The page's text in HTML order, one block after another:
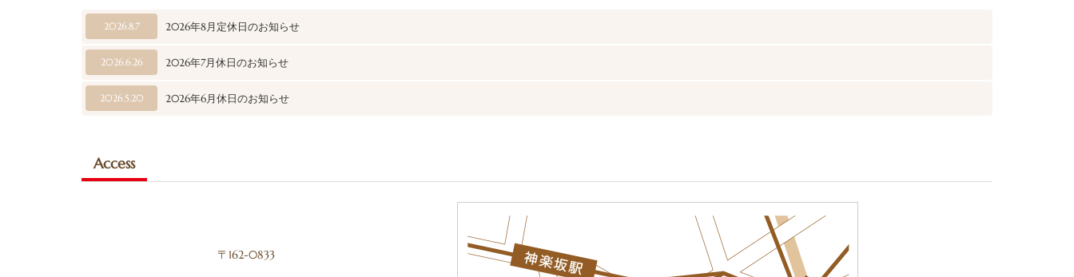
2026.8.7 2026年8月定休日のお知らせ
2026.6.26 2026年7月休日のお知らせ
2026.5.20 2026年6月休日のお知らせ
Access
〒162-0833